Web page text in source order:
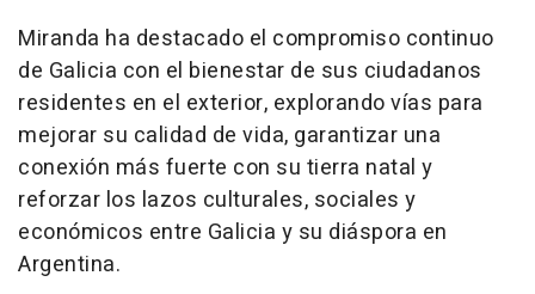
Miranda ha destacado el compromiso continuo
de Galicia con el bienestar de sus ciudadanos
residentes en el exterior, explorando vías para
mejorar su calidad de vida, garantizar una
conexión más fuerte con su tierra natal y
reforzar los lazos culturales, sociales y
económicos entre Galicia y su diáspora en
Argentina.